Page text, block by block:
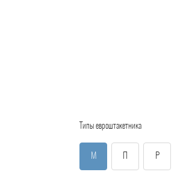
Типы евроштакетника
М Р